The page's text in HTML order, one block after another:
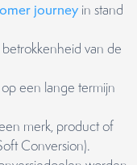
journeyin stand
van de
een lange termijn
merk, product of
Conversion).